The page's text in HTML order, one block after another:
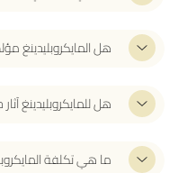
هل المايكروبليدينغ
هل للمايكروبليدينغ آثار
ما هي تكلفة